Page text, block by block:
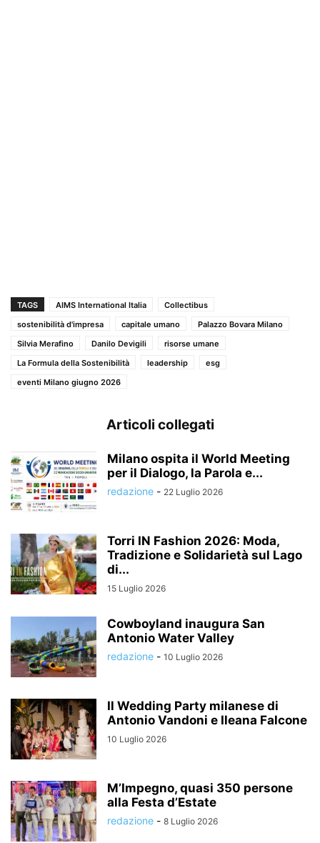
TAGS AIMS International Italia
Collectibus
sostenibilità d'impresa
capitale umano
Palazzo Bovara Milano
Silvia Merafino
Danilo Devigili
risorse umane
La Formula della Sostenibilità
leadership
esg
eventi Milano giugno 2026
Articoli collegati
Milano ospita il World Meeting
per il Dialogo, la Parola e...
redazione - 22 Luglio 2026
Torri IN Fashion 2026: Moda,
Tradizione e Solidarietà sul Lago
di...
15 Luglio 2026
Cowboyland inaugura San
Antonio Water Valley
redazione - 10 Luglio 2026
Il Wedding Party milanese di
Antonio Vandoni e Ileana Falcone
10 Luglio 2026
M’Impegno, quasi 350 persone
alla Festa d’Estate
redazione - 8 Luglio 2026